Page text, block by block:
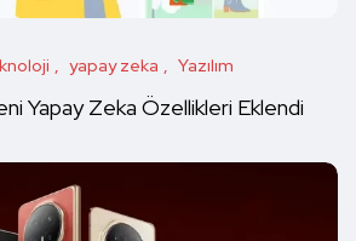
yapay zeka Yazılım
Yapay Zeka Özellikleri Eklendi